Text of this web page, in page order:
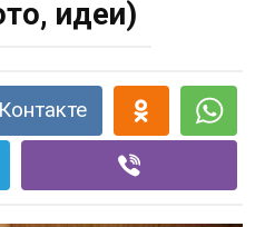
идеи)